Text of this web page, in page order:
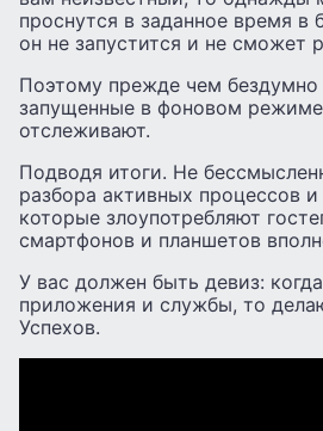
проснутся в заданное время в
он не запустится и не сможет
Поэтому прежде чем бездумно
запущенные в фоновом
отслеживают.
Подводя итоги. Не
разбора активных процессов
которые злоупотребляют
смартфонов и планшетов
У вас должен быть девиз:
приложения и службы, то
Успехов.